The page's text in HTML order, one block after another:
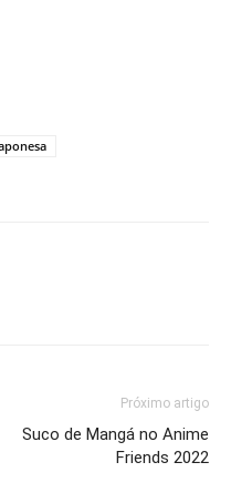
Próximo artigo
Suco de Mangá no Anime
Friends 2022